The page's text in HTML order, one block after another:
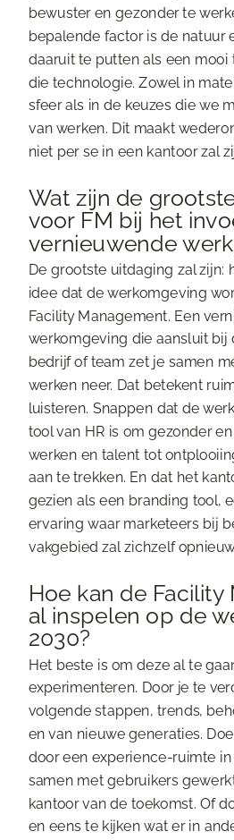
bewuster en gezonder te
bepalende factor is de natuur
daaruit te putten als een mooi
die technologie. Zowel in
sfeer als in de keuzes die we
van werken. Dit maakt
niet per se in een kantoor zal
Wat zijn de
voor FM bij het
vernieuwende
De grootste uitdaging zal zijn:
idee dat de werkomgeving
Facility Management. Een
werkomgeving die aansluit bij
bedrijf of team zet je samen
werken neer. Dat betekent
luisteren. Snappen dat de
tool van HR is om gezonder
werken en talent tot
aan te trekken. En dat het
gezien als een branding tool,
ervaring waar marketeers bij
vakgebied zal zichzelf
Hoe kan de Facility
al inspelen op de
2030?
Het beste is om deze al te
experimenteren. Door je te
volgende stappen, trends,
en van nieuwe generaties.
door een experience-ruimte
samen met gebruikers
kantoor van de toekomst. Of
en eens te kijken wat er in